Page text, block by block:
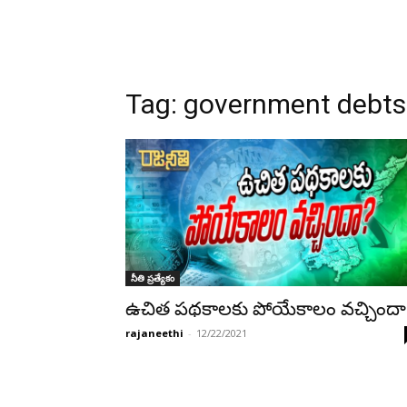
Tag: government debts
నీతి ప్రత్యేకం
ఉచిత పథకాలకు పోయేకాలం వచ్చిందా
rajaneethi - 12/22/2021